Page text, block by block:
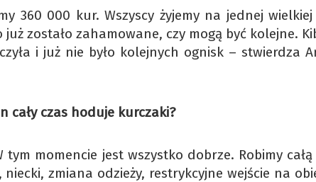
360 000 kur. Wszyscy żyjemy na jednej wielkiej
zostało zahamowane, czy mogą być kolejne.
i już nie było kolejnych ognisk – stwierdza
cały czas hoduje kurczaki?
momencie jest wszystko dobrze. Robimy
zmiana odzieży, restrykcyjne wejście na